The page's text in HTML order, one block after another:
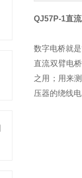
QJ57P-1直
数字电桥就
直流双臂电
之用；用来
压器的绕线